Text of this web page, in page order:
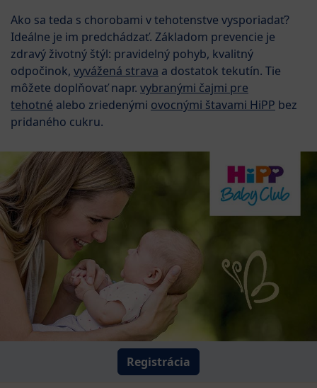
Ako sa teda s chorobami v tehotenstve vysporiadať?
Ideálne je im predchádzať. Základom prevencie je
zdravý životný štýl: pravidelný pohyb, kvalitný
odpočinok, vyvážená strava a dostatok tekutín. Tie
môžete doplňovať napr. vybranými čajmi pre
tehotné alebo zriedenými ovocnými štavami HiPP bez
pridaného cukru.
Registrácia